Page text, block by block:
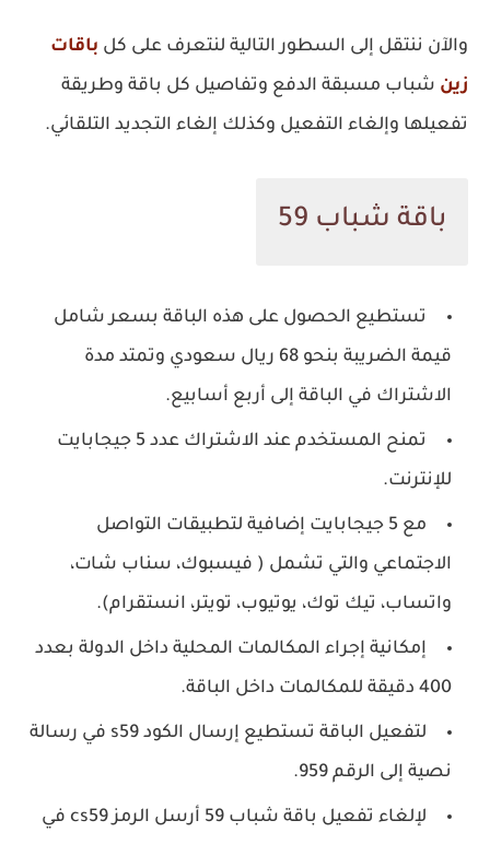
والآن ننتقل إلى السطور التالية لنتعرف على كل باقات
زين شباب مسبقة الدفع وتفاصيل كل باقة وطريقة
تفعيلها وإلغاء التفعيل وكذلك إلغاء التجديد التلقائي.
باقة شباب 59
تستطيع الحصول على هذه الباقة بسعر شامل
قيمة الضريبة بنحو 68 ريال سعودي وتمتد مدة
الاشتراك في الباقة إلى أربع أسابيع.
تمنح المستخدم عند الاشتراك عدد 5 جيجابايت
للإنترنت.
مع 5 جيجابايت إضافية لتطبيقات التواصل
الاجتماعي والتي تشمل ( فيسبوك، سناب شات،
واتساب، تيك توك، يوتيوب، تويتر، انستقرام).
إمكانية إجراء المكالمات المحلية داخل الدولة بعدد
400 دقيقة للمكالمات داخل الباقة.
لتفعيل الباقة تستطيع إرسال الكود s59 في رسالة
نصية إلى الرقم 959.
لإلغاء تفعيل باقة شباب 59 أرسل الرمز cs59 في